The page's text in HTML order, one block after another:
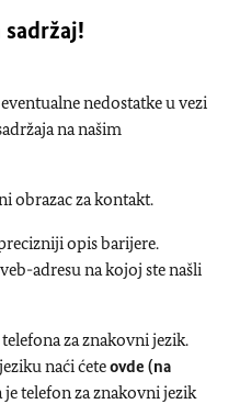
nedostatke u vezi
na našim
obrazac za kontakt.
opis barijere.
adresu na kojoj ste našli
za znakovni jezik.
naći ćeteovde (na
je telefon za znakovni jezik